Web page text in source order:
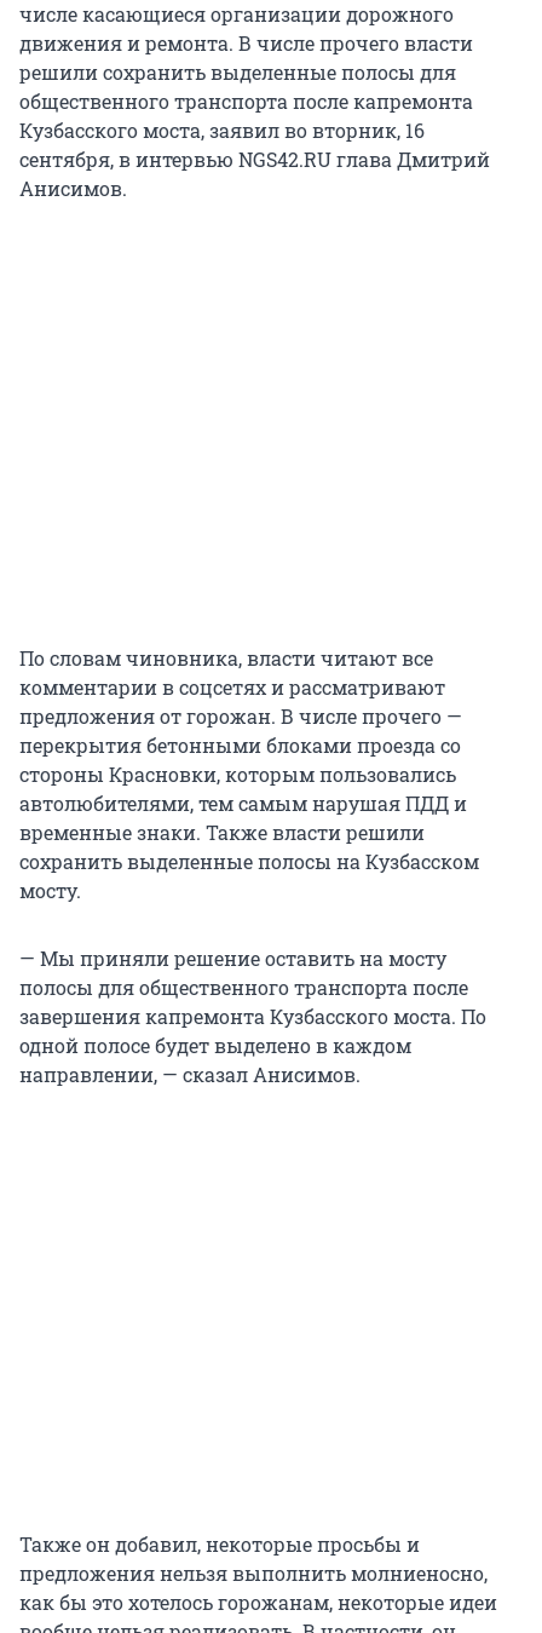
числе касающиеся организации дорожного
движения и ремонта. В числе прочего власти
решили сохранить выделенные полосы для
общественного транспорта после капремонта
Кузбасского моста, заявил во вторник, 16
сентября, в интервью NGS42.RU глава Дмитрий
Анисимов.
По словам чиновника, власти читают все
комментарии в соцсетях и рассматривают
предложения от горожан. В числе прочего —
перекрытия бетонными блоками проезда со
стороны Красновки, которым пользовались
автолюбителями, тем самым нарушая ПДД и
временные знаки. Также власти решили
сохранить выделенные полосы на Кузбасском
мосту.
— Мы приняли решение оставить на мосту
полосы для общественного транспорта после
завершения капремонта Кузбасского моста. По
одной полосе будет выделено в каждом
направлении, — сказал Анисимов.
Также он добавил, некоторые просьбы и
предложения нельзя выполнить молниеносно,
как бы это хотелось горожанам, некоторые идеи